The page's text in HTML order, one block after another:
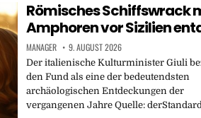
Römisches Schiffswrack
Amphoren vor Sizilien
MANAGER 9. AUGUST 2026
Der italienische Kulturminister Giuli
den Fund als eine der bedeutendsten
archäologischen Entdeckungen der
vergangenen Jahre Quelle: